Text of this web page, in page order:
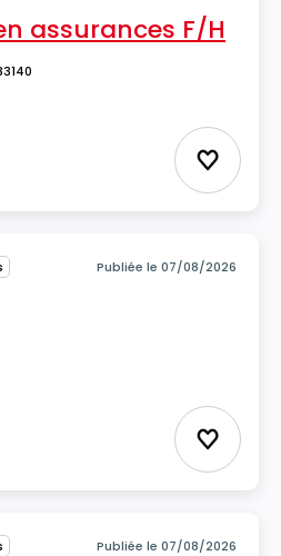
assurances F/H
Ajouter
Publiée le 07/08/2026
Ajouter
Publiée le 07/08/2026